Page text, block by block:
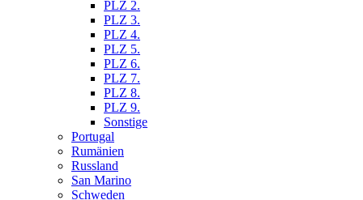
PLZ 2.
PLZ 3.
PLZ 4.
PLZ 5.
PLZ 6.
PLZ 7.
PLZ 8.
PLZ 9.
Sonstige
Portugal
Rumänien
Russland
San Marino
Schweden